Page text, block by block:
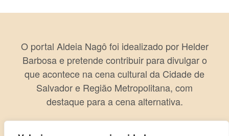
O portal Aldeia Nagô foi idealizado por Helder
Barbosa e pretende contribuir para divulgar o
que acontece na cena cultural da Cidade de
Salvador e Região Metropolitana, com
destaque para a cena alternativa.